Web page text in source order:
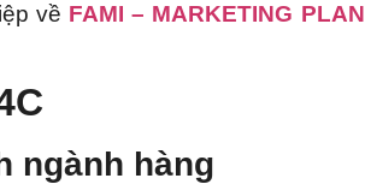
về FAMI – MARKETING PLAN
ngành hàng